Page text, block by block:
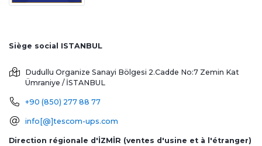
Siège social ISTANBUL
Dudullu Organize Sanayi Bölgesi 2.Cadde No:7 Zemin Kat
Ümraniye / İSTANBUL
+90 (850) 277 88 77
info[@]tescom-ups.com
Direction régionale d'İZMİR (ventes d'usine et à l'étranger)